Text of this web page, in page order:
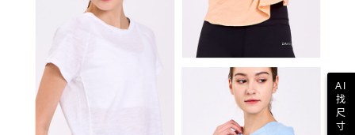
AI
找
尺
寸